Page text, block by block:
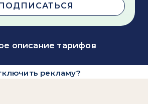
описание тарифов
рекламу?